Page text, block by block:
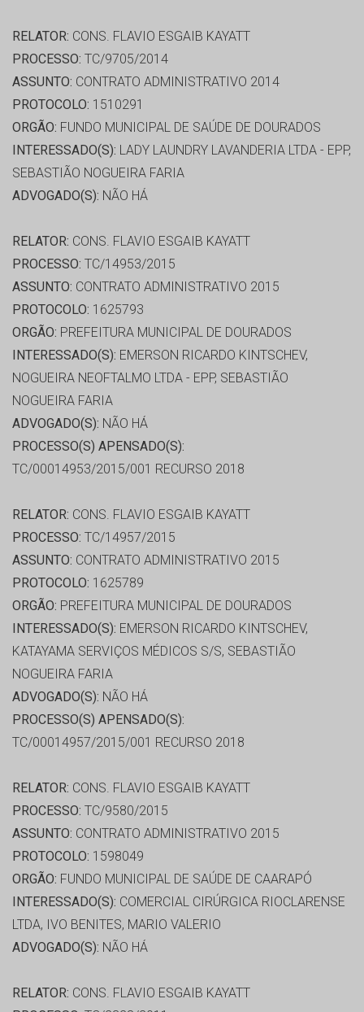
RELATOR: CONS. FLAVIO ESGAIB KAYATT
PROCESSO: TC/9705/2014
ASSUNTO: CONTRATO ADMINISTRATIVO 2014
PROTOCOLO: 1510291
ORGÃO: FUNDO MUNICIPAL DE SAÚDE DE DOURADOS
INTERESSADO(S): LADY LAUNDRY LAVANDERIA LTDA - EPP,
SEBASTIÃO NOGUEIRA FARIA
ADVOGADO(S): NÃO HÁ
RELATOR: CONS. FLAVIO ESGAIB KAYATT
PROCESSO: TC/14953/2015
ASSUNTO: CONTRATO ADMINISTRATIVO 2015
PROTOCOLO: 1625793
ORGÃO: PREFEITURA MUNICIPAL DE DOURADOS
INTERESSADO(S): EMERSON RICARDO KINTSCHEV,
NOGUEIRA NEOFTALMO LTDA - EPP, SEBASTIÃO
NOGUEIRA FARIA
ADVOGADO(S): NÃO HÁ
PROCESSO(S) APENSADO(S):
TC/00014953/2015/001 RECURSO 2018
RELATOR: CONS. FLAVIO ESGAIB KAYATT
PROCESSO: TC/14957/2015
ASSUNTO: CONTRATO ADMINISTRATIVO 2015
PROTOCOLO: 1625789
ORGÃO: PREFEITURA MUNICIPAL DE DOURADOS
INTERESSADO(S): EMERSON RICARDO KINTSCHEV,
KATAYAMA SERVIÇOS MÉDICOS S/S, SEBASTIÃO
NOGUEIRA FARIA
ADVOGADO(S): NÃO HÁ
PROCESSO(S) APENSADO(S):
TC/00014957/2015/001 RECURSO 2018
RELATOR: CONS. FLAVIO ESGAIB KAYATT
PROCESSO: TC/9580/2015
ASSUNTO: CONTRATO ADMINISTRATIVO 2015
PROTOCOLO: 1598049
ORGÃO: FUNDO MUNICIPAL DE SAÚDE DE CAARAPÓ
INTERESSADO(S): COMERCIAL CIRÚRGICA RIOCLARENSE
LTDA, IVO BENITES, MARIO VALERIO
ADVOGADO(S): NÃO HÁ
RELATOR: CONS. FLAVIO ESGAIB KAYATT